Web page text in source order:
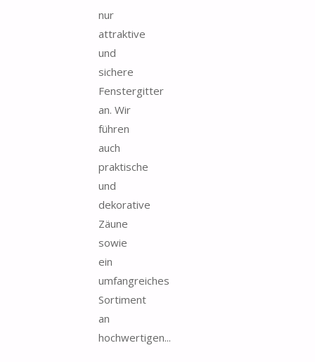
nur
attraktive
und
sichere
Fenstergitter
an. Wir
führen
auch
praktische
und
dekorative
Zäune
sowie
ein
umfangreiches
Sortiment
an
hochwertigen...